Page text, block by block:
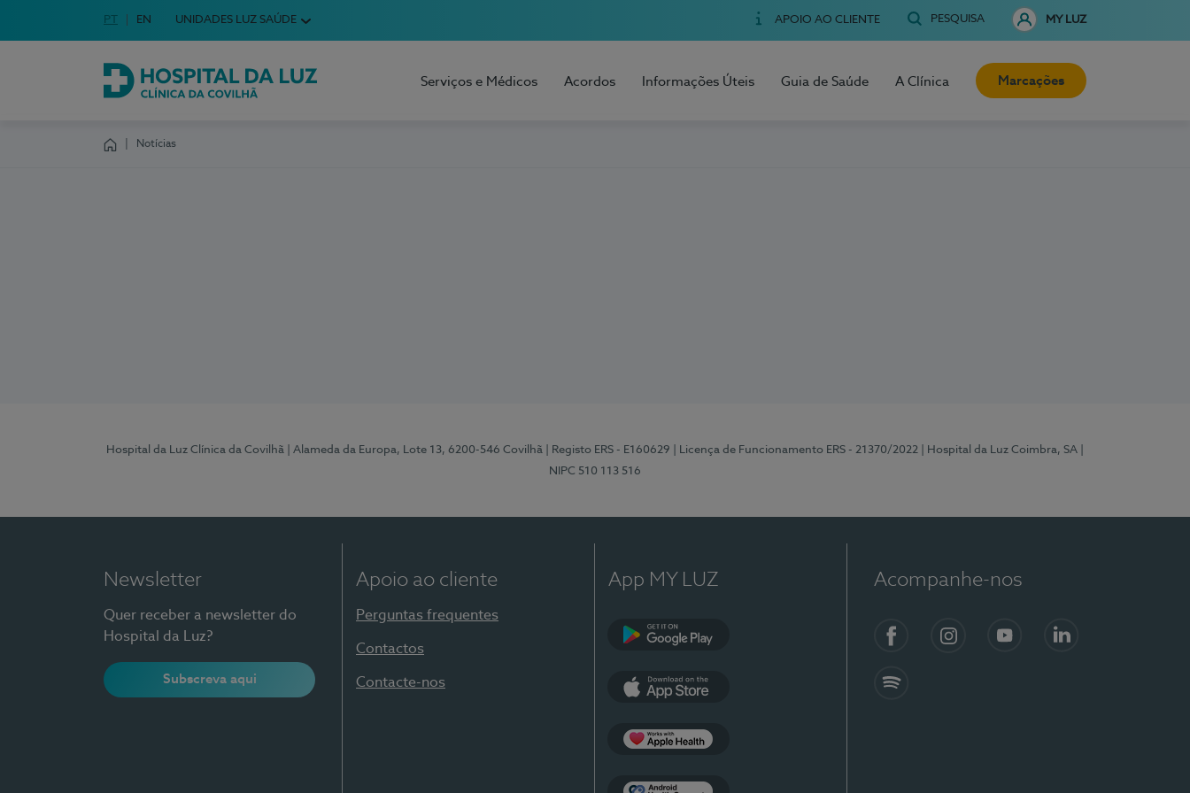
Escolha o seu idioma
Idioma em Português
PT English Language
EN UNIDADES LUZ SAÚDE APOIO AO CLIENTE PESQUISA MY LUZ
Hospital da Luz Clínica da Covilhã
Serviços e Médicos Acordos Informações Úteis Guia de Saúde A Clínica Marcações
Notícias
Hospital da Luz Clínica da Covilhã | Alameda da Europa, Lote 13, 6200-546 Covilhã | Registo ERS - E160629 | Licença de Funcionamento ERS - 21370/2022 | Hospital da Luz Coimbra, SA
NIPC 510 113 516
Newsletter
Quer receber a newsletter do
Hospital da Luz?
Subscreva aqui
Apoio ao cliente
Perguntas frequentes
Contactos
Contacte-nos
App MY LUZ Acompanhe-nos